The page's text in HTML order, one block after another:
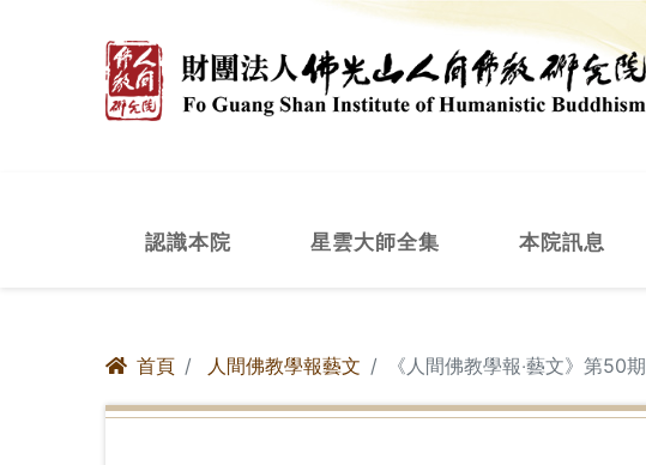
認識本院 星雲大師全集 本院訊息
首頁 人間佛教學報藝文 《人間佛教學報‧藝文》第50期